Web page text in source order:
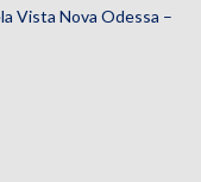
Vista Nova Odessa –